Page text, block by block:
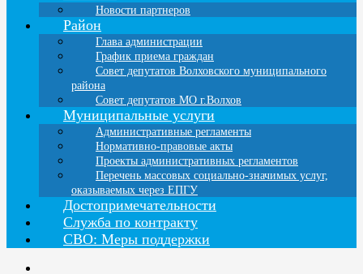
Новости партнеров
Район
Глава администрации
График приема граждан
Совет депутатов Волховского муниципального
района
Совет депутатов МО г.Волхов
Муниципальные услуги
Административные регламенты
Нормативно-правовые акты
Проекты административных регламентов
Перечень массовых социально-значимых услуг,
оказываемых через ЕПГУ
Достопримечательности
Служба по контракту
СВО: Меры поддержки